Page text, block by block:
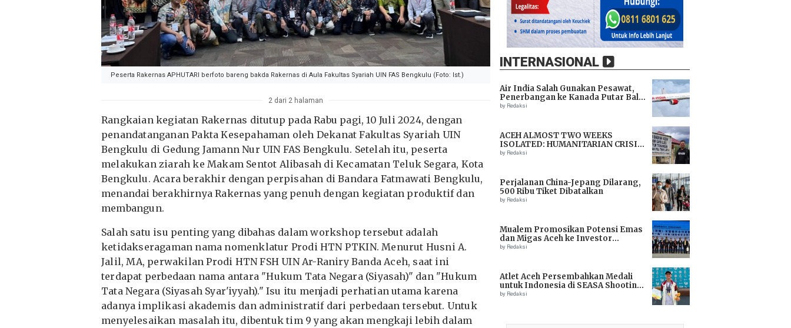
Peserta Rakernas APHUTARI berfoto bareng bakda Rakernas di Aula Fakultas Syariah UIN FAS Bengkulu (Foto: Ist.)
2 dari 2 halaman
Rangkaian kegiatan Rakernas ditutup pada Rabu pagi, 10 Juli 2024, dengan
penandatanganan Pakta Kesepahaman oleh Dekanat Fakultas Syariah UIN
Bengkulu di Gedung Jamann Nur UIN FAS Bengkulu. Setelah itu, peserta
melakukan ziarah ke Makam Sentot Alibasah di Kecamatan Teluk Segara, Kota
Bengkulu. Acara berakhir dengan perpisahan di Bandara Fatmawati Bengkulu,
menandai berakhirnya Rakernas yang penuh dengan kegiatan produktif dan
membangun.
Salah satu isu penting yang dibahas dalam workshop tersebut adalah
ketidakseragaman nama nomenklatur Prodi HTN PTKIN. Menurut Husni A.
Jalil, MA, perwakilan Prodi HTN FSH UIN Ar-Raniry Banda Aceh, saat ini
terdapat perbedaan nama antara "Hukum Tata Negara (Siyasah)" dan "Hukum
Tata Negara (Siyasah Syar'iyyah)." Isu itu menjadi perhatian utama karena
adanya implikasi akademis dan administratif dari perbedaan tersebut. Untuk
menyelesaikan masalah itu, dibentuk tim 9 yang akan mengkaji lebih dalam
INTERNASIONAL
Air India Salah Gunakan Pesawat,
Penerbangan ke Kanada Putar Balik
Setelah 9 Jam di Udara
by Redaksi
ACEH ALMOST TWO WEEKS
ISOLATED: HUMANITARIAN CRISIS
THREATENS LIVES, IMMEDIATE
by Redaksi
Perjalanan China-Jepang Dilarang,
500 Ribu Tiket Dibatalkan
by Redaksi
Mualem Promosikan Potensi Emas
dan Migas Aceh ke Investor
Tiongkok
by Redaksi
Atlet Aceh Persembahkan Medali
untuk Indonesia di SEASA Shooting
Championship 2025
by Redaksi